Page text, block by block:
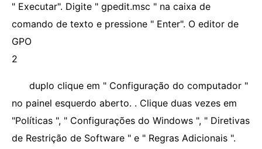
" Executar". Digite " gpedit.msc " na caixa de
comando de texto e pressione " Enter". O editor de
GPO
2
duplo clique em " Configuração do computador "
no painel esquerdo aberto. . Clique duas vezes em
"Políticas ", " Configurações do Windows ", " Diretivas
de Restrição de Software " e " Regras Adicionais ".